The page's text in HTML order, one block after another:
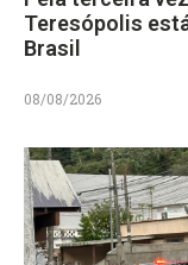
Teresópolis
Brasil
08/08/2026